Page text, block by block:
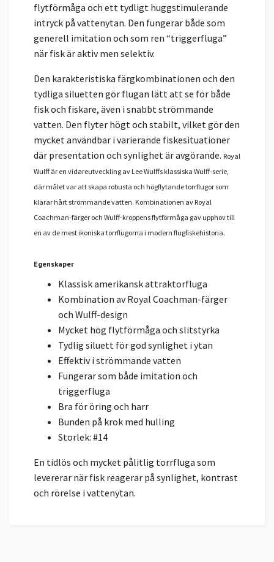
flytförmåga och ett tydligt huggstimulerande
intryck på vattenytan. Den fungerar både som
generell imitation och som ren “triggerfluga”
när fisk är aktiv men selektiv.
Den karakteristiska färgkombinationen och den
tydliga siluetten gör flugan lätt att se för både
fisk och fiskare, även i snabbt strömmande
vatten. Den flyter högt och stabilt, vilket gör den
mycket användbar i varierande fiskesituationer
där presentation och synlighet är avgörande. Royal
Wulff är en vidareutveckling av Lee Wulffs klassiska Wulff-serie,
där målet var att skapa robusta och högflytande torrflugor som
klarar hårt strömmande vatten. Kombinationen av Royal
Coachman-färger och Wulff-kroppens flytförmåga gav upphov till
en av de mest ikoniska torrflugorna i modern flugfiskehistoria.
Egenskaper
Klassisk amerikansk attraktorfluga
Kombination av Royal Coachman-färger
och Wulff-design
Mycket hög flytförmåga och slitstyrka
Tydlig siluett för god synlighet i ytan
Effektiv i strömmande vatten
Fungerar som både imitation och
triggerfluga
Bra för öring och harr
Bunden på krok med hulling
Storlek: #14
En tidlös och mycket pålitlig torrfluga som
levererar när fisk reagerar på synlighet, kontrast
och rörelse i vattenytan.